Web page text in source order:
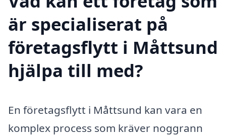
är specialiserat på
företagsflytt i Måttsund
hjälpa till med?
En företagsflytt i Måttsund kan vara en
komplex process som kräver noggrann